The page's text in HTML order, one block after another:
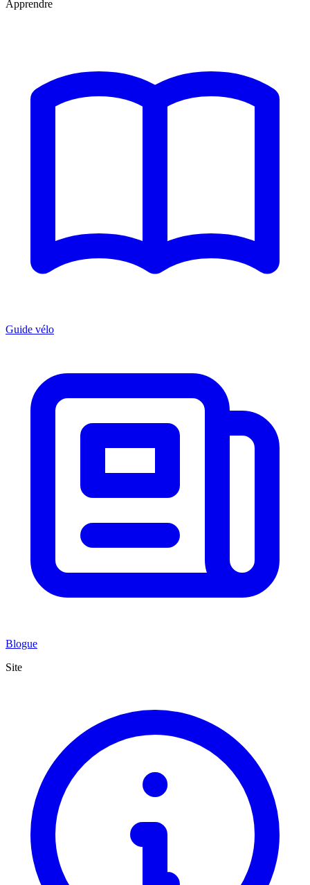
Apprendre
Guide vélo
Blogue
Site